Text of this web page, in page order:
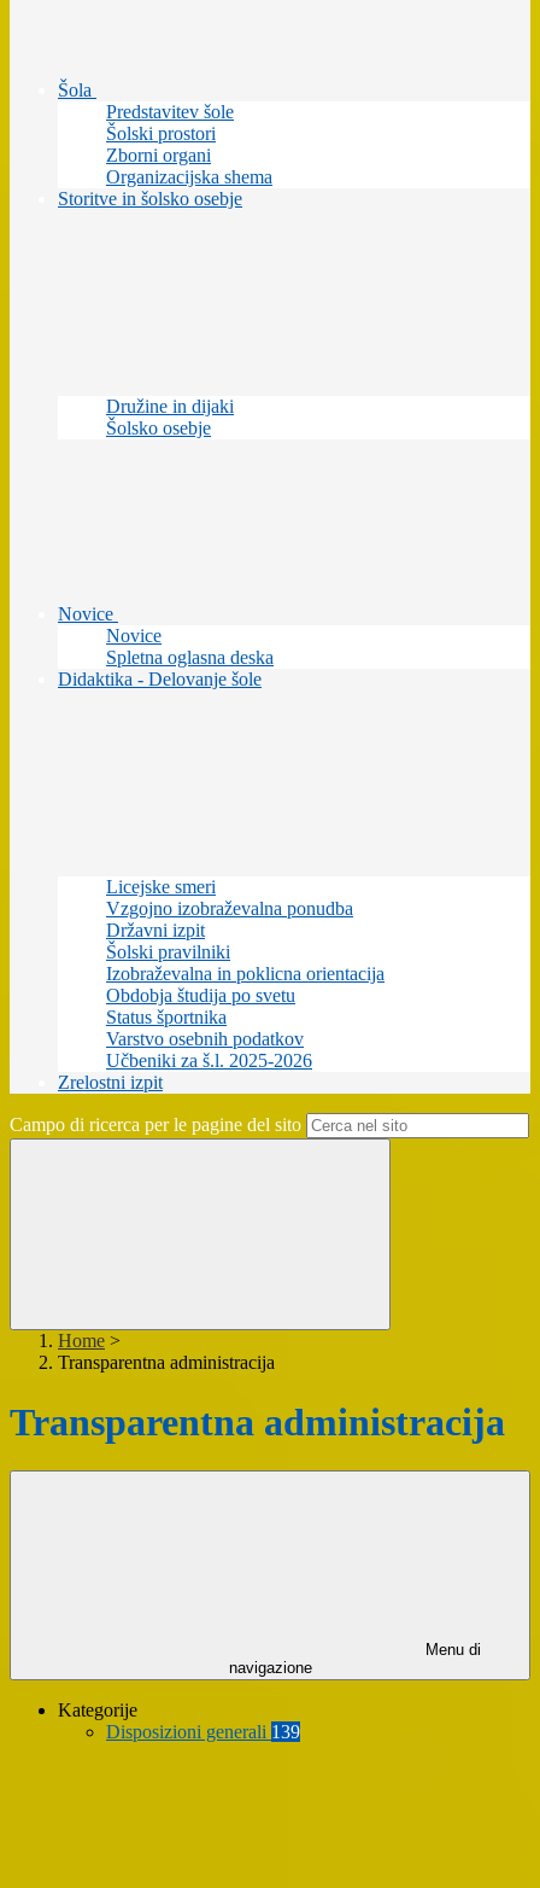
Šola
Predstavitev šole
Šolski prostori
Zborni organi
Organizacijska shema
Storitve in šolsko osebje
Družine in dijaki
Šolsko osebje
Novice
Novice
Spletna oglasna deska
Didaktika - Delovanje šole
Licejske smeri
Vzgojno izobraževalna ponudba
Državni izpit
Šolski pravilniki
Izobraževalna in poklicna orientacija
Obdobja študija po svetu
Status športnika
Varstvo osebnih podatkov
Učbeniki za š.l. 2025-2026
Zrelostni izpit
Campo di ricerca per le pagine del sito
Home >
Transparentna administracija
Transparentna administracija
Menu di
navigazione
Kategorije
Disposizioni generali 139